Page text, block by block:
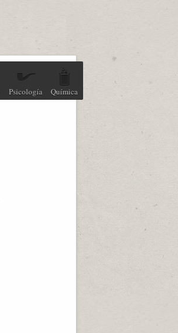
Psicología Química